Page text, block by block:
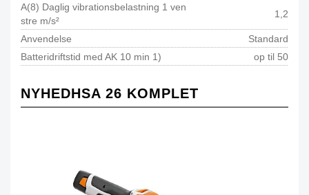
A(8) Daglig vibrationsbelastning 1 ven
stre m/s²
1,2
Anvendelse
Standard
Batteridriftstid med AK 10 min 1)
op til 50
NYHEDHSA 26 KOMPLET